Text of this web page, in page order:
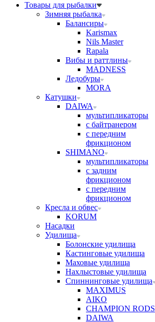
Товары для рыбалки
Зимняя рыбалка
Балансиры
Karismax
Nils Master
Rapala
Вибы и раттлины
MADNESS
Ледобуры
MORA
Катушки
DAIWA
мультипликаторы
с байтранером
с передним
фрикционом
SHIMANO
мультипликаторы
с задним
фрикционом
с передним
фрикционом
Кресла и обвес
KORUM
Насадки
Удилища
Болонские удилища
Кастинговые удилища
Маховые удилища
Нахлыстовые удилища
Спиннинговые удилища
MAXIMUS
AIKO
CHAMPION RODS
DAIWA